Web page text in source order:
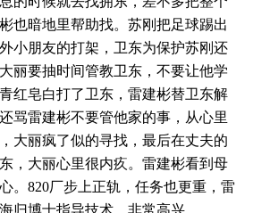
也暗地里帮助找。苏刚把足球踢出
小朋友的打架，卫东为保护苏刚还
丽要抽时间管教卫东，不要让他学
红皂白打了卫东，雷建彬替卫东解
骂雷建彬不要管他家的事，从心里
大丽疯了似的寻找，最后在丈夫的
，大丽心里很内疚。雷建彬看到母
。820厂步上正轨，任务也更重，雷
归博士指导技术，非常高兴。